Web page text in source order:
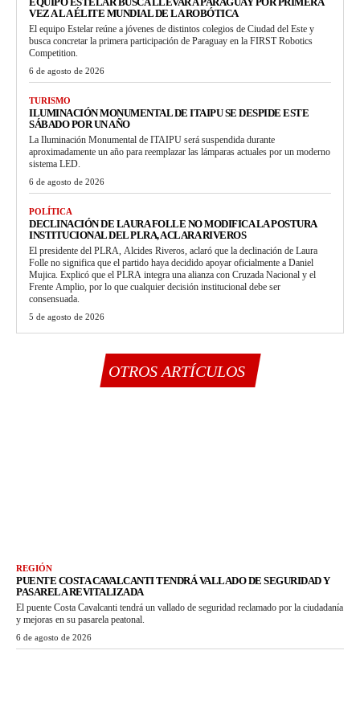
VEZ A LA ÉLITE MUNDIAL DE LA ROBÓTICA
El equipo Estelar reúne a jóvenes de distintos colegios de Ciudad del Este y
busca concretar la primera participación de Paraguay en la FIRST Robotics
Competition.
6 de agosto de 2026
TURISMO
ILUMINACIÓN MONUMENTAL DE ITAIPU SE DESPIDE ESTE
SÁBADO POR UN AÑO
La Iluminación Monumental de ITAIPU será suspendida durante
aproximadamente un año para reemplazar las lámparas actuales por un moderno
sistema LED.
6 de agosto de 2026
POLÍTICA
DECLINACIÓN DE LAURA FOLLE NO MODIFICA LA POSTURA
INSTITUCIONAL DEL PLRA, ACLARA RIVEROS
El presidente del PLRA, Alcides Riveros, aclaró que la declinación de Laura
Folle no significa que el partido haya decidido apoyar oficialmente a Daniel
Mujica. Explicó que el PLRA integra una alianza con Cruzada Nacional y el
Frente Amplio, por lo que cualquier decisión institucional debe ser
consensuada.
5 de agosto de 2026
OTROS ARTÍCULOS
REGIÓN
PUENTE COSTA CAVALCANTI TENDRÁ VALLADO DE SEGURIDAD Y
PASARELA REVITALIZADA
El puente Costa Cavalcanti tendrá un vallado de seguridad reclamado por la ciudadanía
y mejoras en su pasarela peatonal.
6 de agosto de 2026